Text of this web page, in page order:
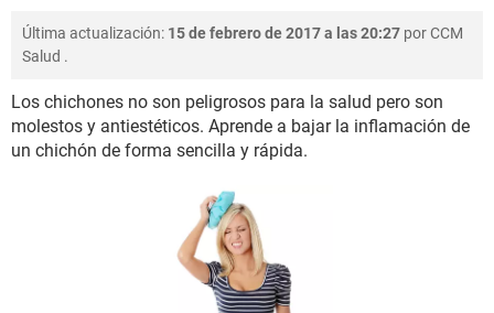
FAMILIA
BIENESTAR
Última actualización: 15 de febrero de 2017 a las 20:27 porCCM
Salud .
Los chichones no son peligrosos para la salud pero son
molestos y antiestéticos. Aprende a bajar la inflamación de
un chichón de forma sencilla y rápida.